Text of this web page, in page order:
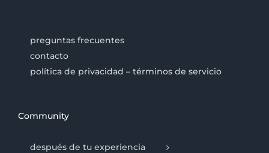
preguntas frecuentes
contacto
política de privacidad – términos de servicio
Community
después de tu experiencia